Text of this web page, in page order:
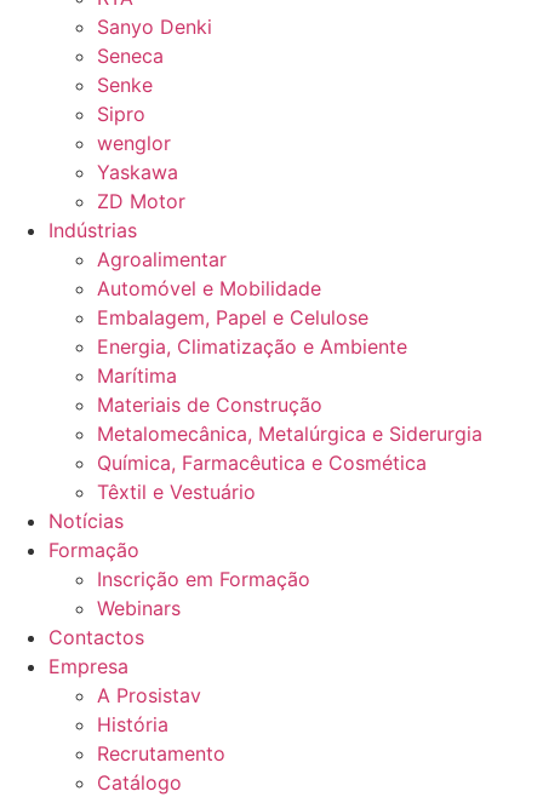
Sanyo Denki
Seneca
Senke
Sipro
wenglor
Yaskawa
ZD Motor
Indústrias
Agroalimentar
Automóvel e Mobilidade
Embalagem, Papel e Celulose
Energia, Climatização e Ambiente
Marítima
Materiais de Construção
Metalomecânica, Metalúrgica e Siderurgia
Química, Farmacêutica e Cosmética
Têxtil e Vestuário
Notícias
Formação
Inscrição em Formação
Webinars
Contactos
Empresa
A Prosistav
História
Recrutamento
Catálogo